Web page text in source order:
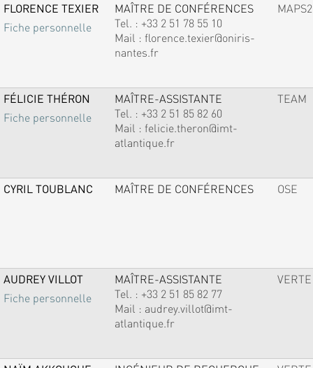
FLORENCE TEXIER
Fiche personnelle
MAÎTRE DE CONFÉRENCES
Tel. : +33 2 51 78 55 10
Mail : florence.texier@oniris-
nantes.fr
MAPS2
FÉLICIE THÉRON
Fiche personnelle
MAÎTRE-ASSISTANTE
Tel. : +33 2 51 85 82 60
Mail : felicie.theron@imt-
atlantique.fr
TEAM
CYRIL TOUBLANC MAÎTRE DE CONFÉRENCES OSE
AUDREY VILLOT
Fiche personnelle
MAÎTRE-ASSISTANTE
Tel. : +33 2 51 85 82 77
Mail : audrey.villot@imt-
atlantique.fr
VERTE